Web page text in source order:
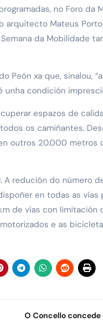
no Foro da
arquitecto Mateus
da Mobilidade
Peón xa que, sinalou,
condición
espazos de
os camiñantes.
outros 20.000 metros
redución do número
en todas as
de vías con
e as
O Concello concede